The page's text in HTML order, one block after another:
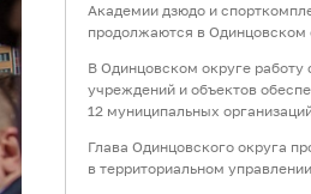
Академии дзюдо и
продолжаются в Одинцовском
В Одинцовском округе работу
учреждений и объектов
12 муниципальных
Глава Одинцовского округа
в территориальном